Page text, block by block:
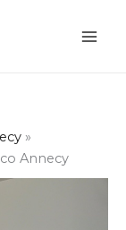
Annecy